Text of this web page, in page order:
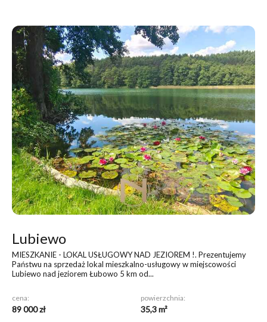
Lubiewo
MIESZKANIE - LOKAL USŁUGOWY NAD JEZIOREM !. Prezentujemy
Państwu na sprzedaż lokal mieszkalno-usługowy w miejscowości
Lubiewo nad jeziorem Łubowo 5 km od...
cena:
89 000 zł
powierzchnia:
35,3 m²